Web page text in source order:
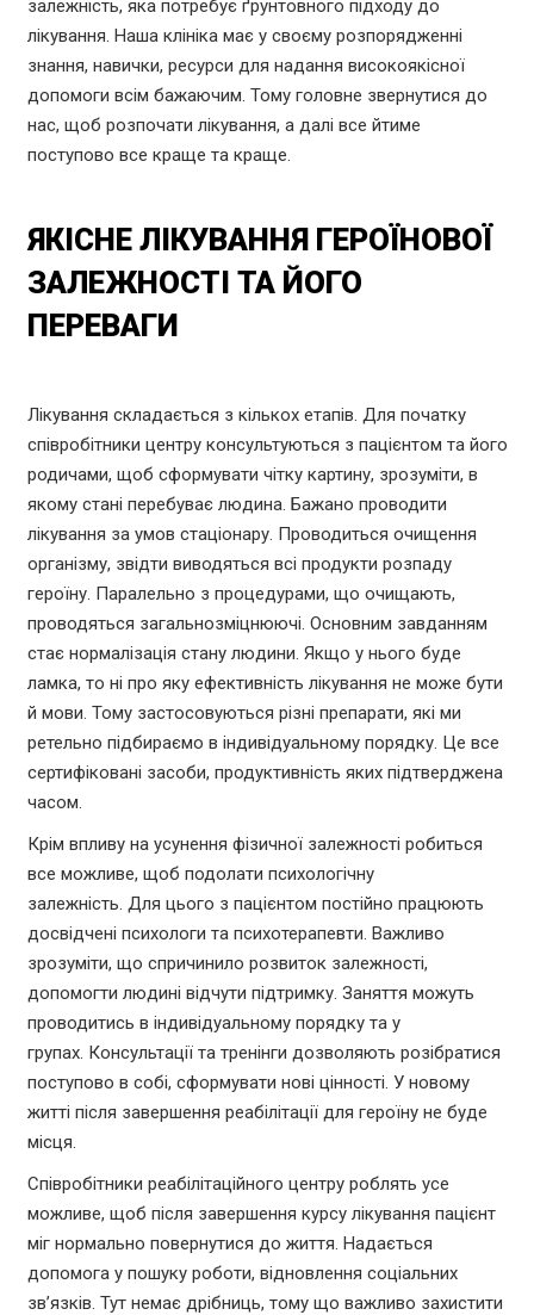
залежність, яка потребує ґрунтовного підходу до
лікування. Наша клініка має у своєму розпорядженні
знання, навички, ресурси для надання високоякісної
допомоги всім бажаючим. Тому головне звернутися до
нас, щоб розпочати лікування, а далі все йтиме
поступово все краще та краще.
ЯКІСНЕ ЛІКУВАННЯ ГЕРОЇНОВОЇ
ЗАЛЕЖНОСТІ ТА ЙОГО
ПЕРЕВАГИ
Лікування складається з кількох етапів. Для початку
співробітники центру консультуються з пацієнтом та його
родичами, щоб сформувати чітку картину, зрозуміти, в
якому стані перебуває людина. Бажано проводити
лікування за умов стаціонару. Проводиться очищення
організму, звідти виводяться всі продукти розпаду
героїну. Паралельно з процедурами, що очищають,
проводяться загальнозміцнюючі. Основним завданням
стає нормалізація стану людини. Якщо у нього буде
ламка, то ні про яку ефективність лікування не може бути
й мови. Тому застосовуються різні препарати, які ми
ретельно підбираємо в індивідуальному порядку. Це все
сертифіковані засоби, продуктивність яких підтверджена
часом.
Крім впливу на усунення фізичної залежності робиться
все можливе, щоб подолати психологічну
залежність. Для цього з пацієнтом постійно працюють
досвідчені психологи та психотерапевти. Важливо
зрозуміти, що спричинило розвиток залежності,
допомогти людині відчути підтримку. Заняття можуть
проводитись в індивідуальному порядку та у
групах. Консультації та тренінги дозволяють розібратися
поступово в собі, сформувати нові цінності. У новому
житті після завершення реабілітації для героїну не буде
місця.
Співробітники реабілітаційного центру роблять усе
можливе, щоб після завершення курсу лікування пацієнт
міг нормально повернутися до життя. Надається
допомога у пошуку роботи, відновлення соціальних
зв’язків. Тут немає дрібниць, тому що важливо захистити